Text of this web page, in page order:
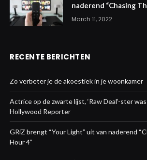
naderend “Chasing
March 11, 2022
RECENTE BERICHTEN
Zo verbeter je de akoestiek in je woonkamer
Actrice op de zwarte lijst, ‘Raw Deal’-ster
Hollywood Reporter
GRiZ brengt “Your Light” uit van naderend
Hour 4”